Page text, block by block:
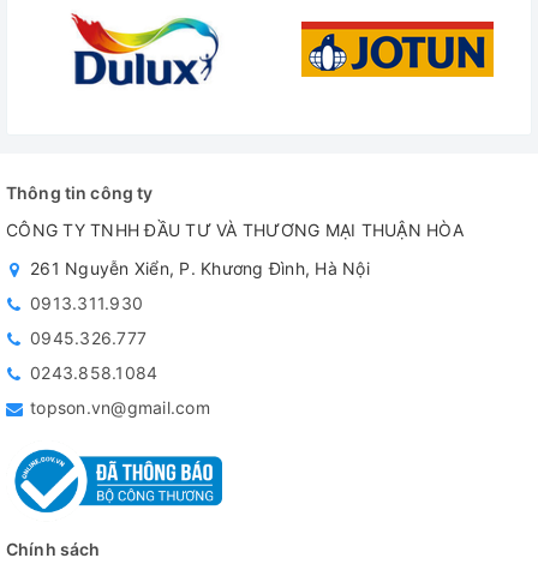
Thông tin công ty
CÔNG TY TNHH ĐẦU TƯ VÀ THƯƠNG MẠI THUẬN HÒA
261 Nguyễn Xiển, P. Khương Đình, Hà Nội
0913.311.930
0945.326.777
0243.858.1084
topson.vn@gmail.com
Chính sách